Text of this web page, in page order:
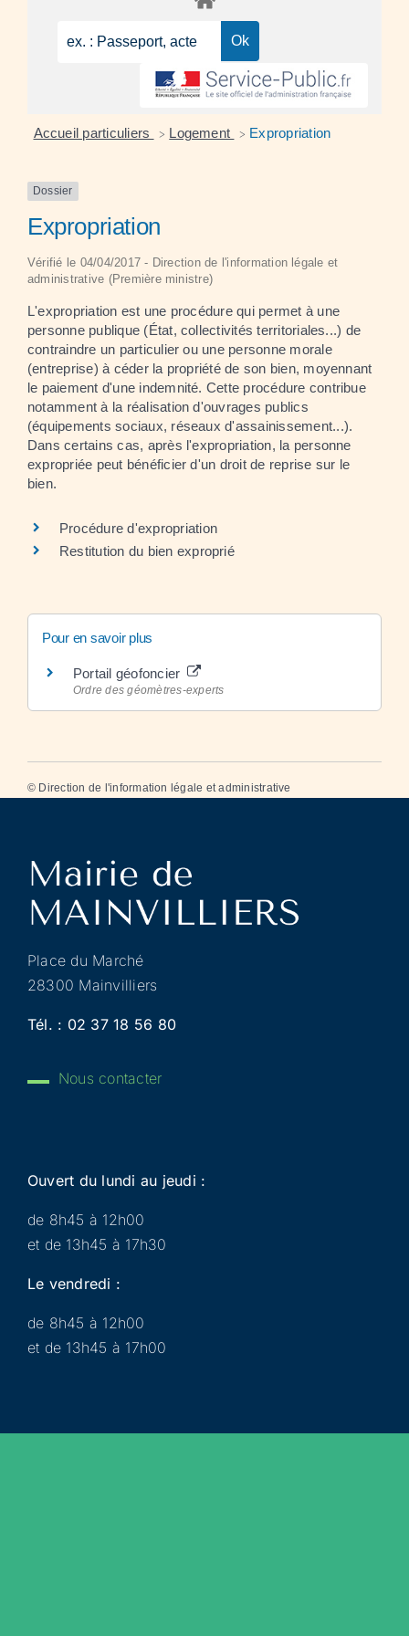
Accueil particuliers > Logement > Expropriation
Dossier
Expropriation
Vérifié le 04/04/2017 - Direction de l'information légale et
administrative (Première ministre)
L'expropriation est une procédure qui permet à une
personne publique (État, collectivités territoriales...) de
contraindre un particulier ou une personne morale
(entreprise) à céder la propriété de son bien, moyennant
le paiement d'une indemnité. Cette procédure contribue
notamment à la réalisation d'ouvrages publics
(équipements sociaux, réseaux d'assainissement...).
Dans certains cas, après l'expropriation, la personne
expropriée peut bénéficier d'un droit de reprise sur le
bien.
Procédure d'expropriation
Restitution du bien exproprié
Pour en savoir plus
Portail géofoncier
Ordre des géomètres-experts
© Direction de l'information légale et administrative
Place du Marché
28300 Mainvilliers
Tél. : 02 37 18 56 80
Nous contacter
Ouvert du lundi au jeudi :
de 8h45 à 12h00
et de 13h45 à 17h30
Le vendredi :
de 8h45 à 12h00
et de 13h45 à 17h00